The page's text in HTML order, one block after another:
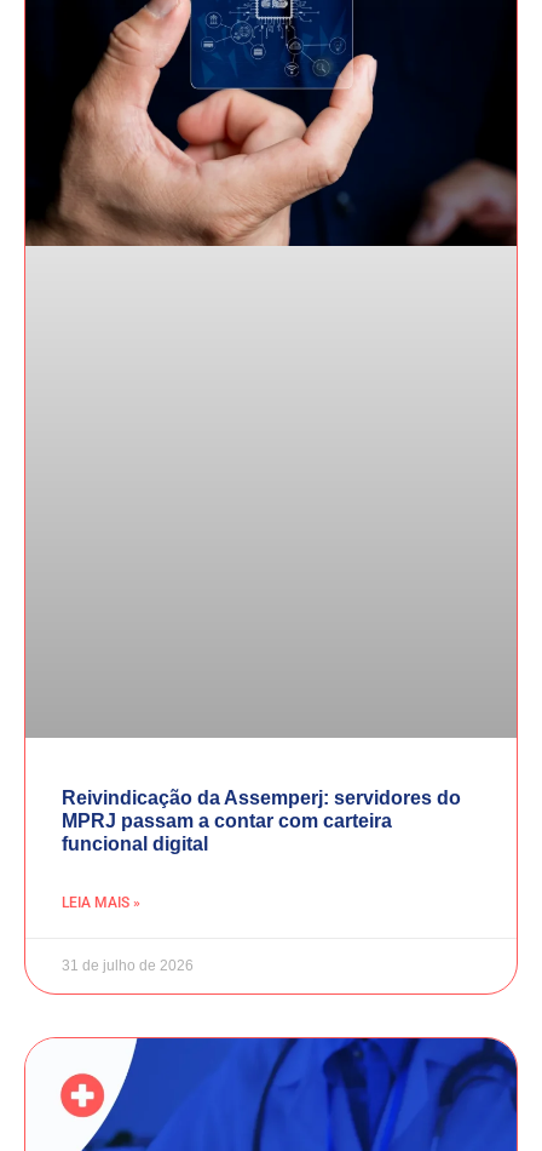
Reivindicação da Assemperj: servidores do
MPRJ passam a contar com carteira
funcional digital
LEIA MAIS »
31 de julho de 2026